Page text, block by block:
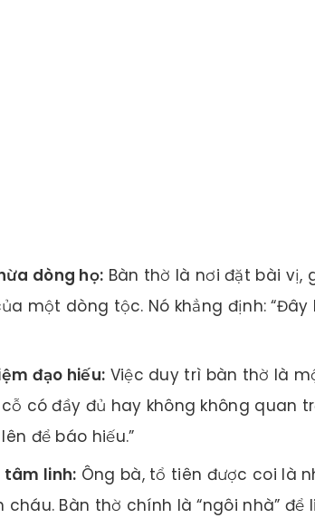
dòng họ: Bàn thờ là nơi đặt bài vị,
một dòng tộc. Nó khẳng định:
đạo hiếu: Việc duy trì bàn thờ là
cỗ có đầy đủ hay không không quan
để báo hiếu.”
linh: Ông bà, tổ tiên được coi là
cháu. Bàn thờ chính là “ngôi nhà” để